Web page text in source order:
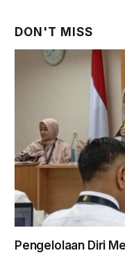
DON'T MISS
Pengelolaan Diri